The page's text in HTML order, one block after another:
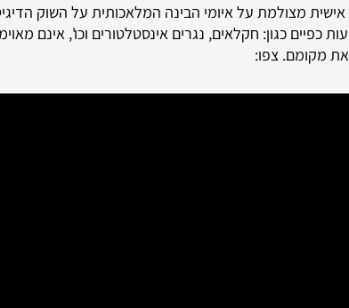
אישית מצולמת על איומי הבינה המלאכותית על השוק
כפיים כגון: חקלאים, נגרים אינסטלטורים וכו', אינם
מקומם. צפו: